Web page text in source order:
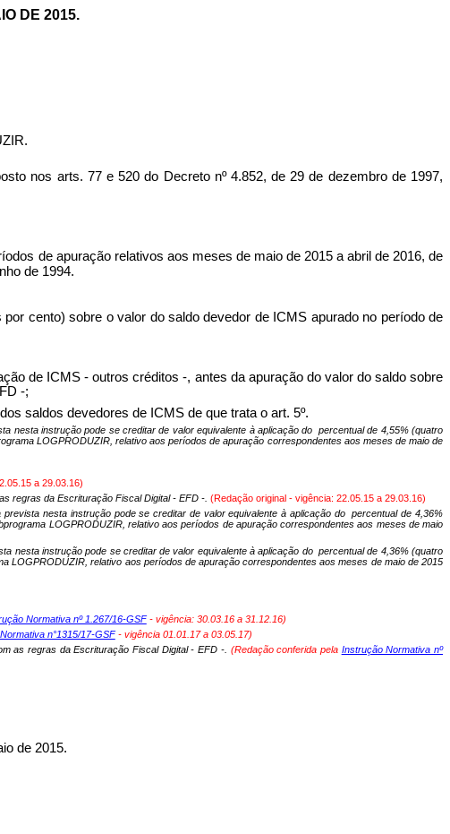
DE 2015.
nos arts. 77 e 520 do Decreto nº 4.852, de 29 de dezembro de 1997,
de apuração relativos aos meses de maio de 2015 a abril de 2016, de
de 1994.
cento) sobre o valor do saldo devedor de ICMS apurado no período de
de ICMS - outros créditos -, antes da apuração do valor do saldo sobre
-;
saldos devedores de ICMS de que trata o art. 5º.
nesta instrução pode se creditar de valor equivalente à aplicação do percentual de 4,55% (quatro
LOGPRODUZIR, relativo aos períodos de apuração correspondentes aos meses de maio de
a 29.03.16)
regras da Escrituração Fiscal Digital - EFD -. (Redação original - vigência: 22.05.15 a 29.03.16)
nesta instrução pode se creditar de valor equivalente à aplicação do
percentual de 4,36%
LOGPRODUZIR, relativo aos períodos de apuração correspondentes aos meses de maio
nesta instrução pode se creditar de valor equivalente à aplicação do percentual de 4,36% (quatro
LOGPRODUZIR, relativo aos períodos de apuração correspondentes aos meses de maio de 2015
Normativa nº 1.267/16-GSF- vigência: 30.03.16 a 31.12.16)
n°1315/17-GSF- vigência 01.01.17 a 03.05.17)
as regras da Escrituração Fiscal Digital - EFD -. (Redação conferida pela Instrução Normativa nº
de 2015.